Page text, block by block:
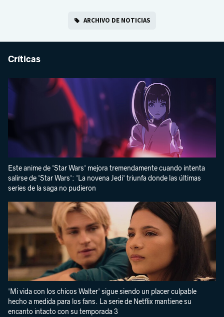
ARCHIVO DE NOTICIAS
Críticas
Este anime de 'Star Wars' mejora tremendamente cuando intenta
salirse de 'Star Wars': 'La novena Jedi' triunfa donde las últimas
series de la saga no pudieron
'Mi vida con los chicos Walter' sigue siendo un placer culpable
hecho a medida para los fans. La serie de Netflix mantiene su
encanto intacto con su temporada 3